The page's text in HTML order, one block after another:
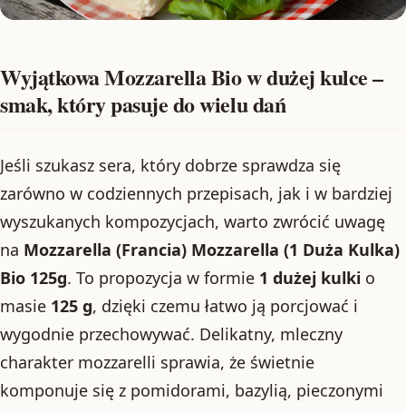
Wyjątkowa Mozzarella Bio w dużej kulce –
smak, który pasuje do wielu dań
Jeśli szukasz sera, który dobrze sprawdza się
zarówno w codziennych przepisach, jak i w bardziej
wyszukanych kompozycjach, warto zwrócić uwagę
na Mozzarella (Francia) Mozzarella (1 Duża Kulka)
Bio 125g. To propozycja w formie 1 dużej kulki o
masie 125 g, dzięki czemu łatwo ją porcjować i
wygodnie przechowywać. Delikatny, mleczny
charakter mozzarelli sprawia, że świetnie
komponuje się z pomidorami, bazylią, pieczonymi